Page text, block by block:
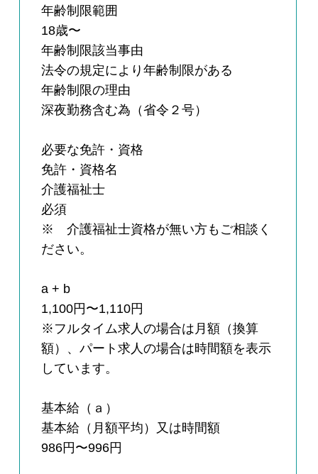
年齢制限範囲
18歳〜
年齢制限該当事由
法令の規定により年齢制限がある
年齢制限の理由
深夜勤務含む為（省令２号）
必要な免許・資格
免許・資格名
介護福祉士
必須
※ 介護福祉士資格が無い方もご相談く
ださい。
a + b
1,100円〜1,110円
※フルタイム求人の場合は月額（換算
額）、パート求人の場合は時間額を表示
しています。
基本給（ａ）
基本給（月額平均）又は時間額
986円〜996円